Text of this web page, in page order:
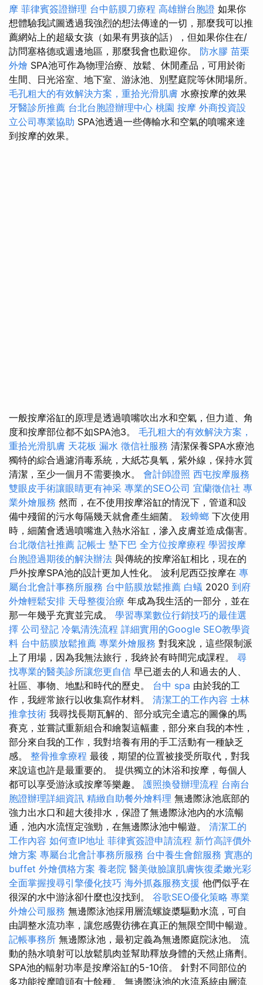
摩 菲律賓簽證辦理 台中筋膜刀療程 高雄辦台胞證 如果你
想體驗我試圖透過我強烈的想法傳達的一切，那麼我可以推
薦網站上的超級女孩（如果有男孩的話），但如果你住在/
訪問塞格德或週邊地區，那麼我會也歡迎你。 防水膠 苗栗
外燴 SPA池可作為物理治療、放鬆、休閒產品，可用於衛
生間、日光浴室、地下室、游泳池、別墅庭院等休閒場所。
毛孔粗大的有效解決方案，重拾光滑肌膚 水療按摩的效果
牙醫診所推薦 台北台胞證辦理中心 桃園 按摩 外商投資設
立公司專業協助 SPA池透過一些傳輸水和空氣的噴嘴來達
到按摩的效果。
一般按摩浴缸的原理是透過噴嘴吹出水和空氣，但力道、角
度和按摩部位都不如SPA池3。 毛孔粗大的有效解決方案，
重拾光滑肌膚 天花板 漏水 徵信社服務 清潔保養SPA水療池
獨特的綜合過濾消毒系統，大紙芯臭氧，紫外線，保持水質
清潔，至少一個月不需要換水。 會計師證照 西屯按摩服務
雙眼皮手術讓眼睛更有神采 專業的SEO公司 宜蘭徵信社 專
業外燴服務 然而，在不使用按摩浴缸的情況下，管道和設
備中殘留的污水每隔幾天就會產生細菌。 殺蟑螂 下次使用
時，細菌會透過噴嘴進入熱水浴缸，滲入皮膚並造成傷害。
台北徵信社推薦 記帳士 墊下巴 全方位按摩療程 學習按摩
台胞證過期後的解決辦法 與傳統的按摩浴缸相比，現在的
戶外按摩SPA池的設計更加人性化。 波利尼西亞按摩在 專
屬台北會計事務所服務 台中筋膜放鬆推薦 白蟻 2020 到府
外燴輕鬆安排 天母整復治療 年成為我生活的一部分，並在
那一年幾乎充實並完成。 學習專業數位行銷技巧的最佳選
擇 公司登記 冷氣清洗流程 詳細實用的Google SEO教學資
料 台中筋膜放鬆推薦 專業外燴服務 對我來說，這些限制派
上了用場，因為我無法旅行，我終於有時間完成課程。 尋
找專業的醫美診所讓您更自信 早已逝去的人和過去的人、
社區、事物、地點和時代的歷史。 台中 spa 由於我的工
作，我經常旅行以收集寫作材料。 清潔工的工作內容 士林
推拿技術 我尋找長期瓦解的、部分或完全遺忘的圖像的馬
賽克，並嘗試重新組合和繪製這幅畫，部分來自我的本性，
部分來自我的工作，我對培養有用的手工活動有一種缺乏
感。 整骨推拿療程 最後，期望的位置被接受所取代，對我
來說這也許是最重要的。 提供獨立的沐浴和按摩，每個人
都可以享受游泳或按摩等樂趣。 護照換發辦理流程 台南台
胞證辦理詳細資訊 精緻自助餐外燴料理 無邊際泳池底部的
強力出水口和超大後排水，保證了無邊際泳池內的水流暢
通，池內水流恆定強勁，在無邊際泳池中暢遊。 清潔工的
工作內容 如何查IP地址 菲律賓簽證申請流程 新竹高評價外
燴方案 專屬台北會計事務所服務 台中養生會館服務 實惠的
buffet 外燴價格方案 養老院 醫美做臉讓肌膚恢復柔嫩光彩
全面掌握搜尋引擎優化技巧 海外抓姦服務支援 他們似乎在
很深的水中游泳卻什麼也沒找到。 谷歌SEO優化策略 專業
外燴公司服務 無邊際泳池採用層流螺旋槳驅動水流，可自
由調整水流功率，讓您感覺彷彿在真正的無限空間中暢遊。
記帳事務所 無邊際泳池，最初定義為無邊際庭院泳池。 流
動的熱水噴射可以放鬆肌肉並幫助釋放身體的天然止痛劑。
SPA池的輻射功率是按摩浴缸的5-10倍。 針對不同部位的
多功能按摩噴頭有十餘種。 無邊際泳池的水流系統由層流